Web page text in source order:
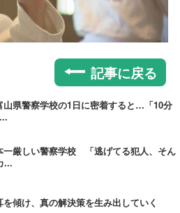
記事に戻る
山県警察学校の1日に密着すると…「10分
一厳しい警察学校 「逃げてる犯人、そん
...
傾け、真の解決策を生み出していく